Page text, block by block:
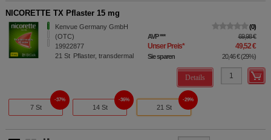
NICORETTE TX Pflaster 15 mg
Kenvue Germany GmbH
(OTC)
19922877
21 St Pflaster, transdermal
0
AVP*** 69,98 €
Unser Preis* 49,52 €
Sie sparen 20,46 €(29%)
Details
7 St
37%
14 St
36%
21 St
29%